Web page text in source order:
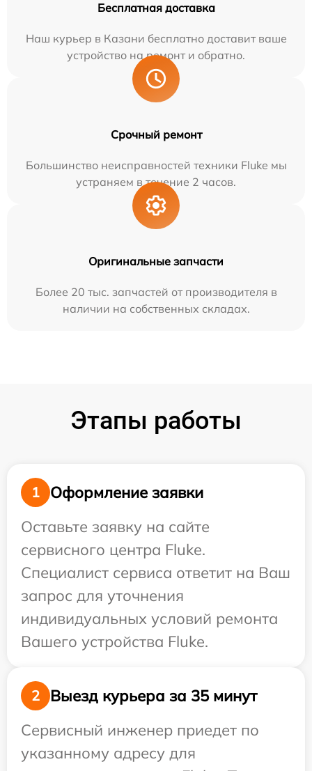
Бесплатная доставка
Наш курьер в Казани бесплатно доставит ваше
устройство на ремонт и обратно.
Срочный ремонт
Большинство неисправностей техники Fluke мы
устраняем в течение 2 часов.
Оригинальные запчасти
Более 20 тыс. запчастей от производителя в
наличии на собственных складах.
Этапы работы
1
Оформление заявки
Оставьте заявку на сайте
сервисного центра Fluke.
Специалист сервиса ответит на Ваш
запрос для уточнения
индивидуальных условий ремонта
Вашего устройства Fluke.
2
Выезд курьера за 35 минут
Сервисный инженер приедет по
указанному адресу для